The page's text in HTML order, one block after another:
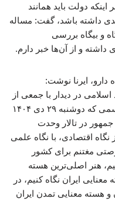
دولت باید همانند
داشته‌ باشد، گفت: مساله‌
و بیگاه بررسی
و از آن‌ها خبر دارم.
ایرنا نوشت:
در دیدار با جمعی از
هنرمندان موسیقی، تئاتر و هنرهای تجسمی که دوشنبه ۲۹ دی ۱۴۰۴
در تالار وحدت
اقتصادی، با نگاه علمی
مغتنم برای کشور
هنر اصلی‌ترین هسته
ایران نگاه کنیم، در
و هسته معنایی تمدن ایران